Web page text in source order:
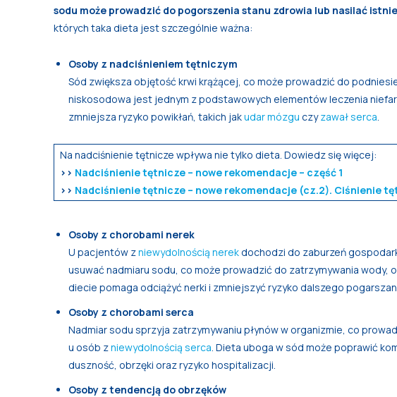
sodu może prowadzić do pogorszenia stanu zdrowia lub nasilać
których taka dieta jest szczególnie ważna:
Osoby z nadciśnieniem tętniczym
Sód zwiększa objętość krwi krążącej, co może prowadzić do
niskosodowa jest jednym z podstawowych elementów leczenia
zmniejsza ryzyko powikłań, takich jakudar mózgu czyzawał serca.
Na nadciśnienie tętnicze wpływa nie tylko dieta. Dowiedz się więcej:
>> Nadciśnienie tętnicze – nowe rekomendacje – część 1
>> Nadciśnienie tętnicze – nowe rekomendacje (cz.2). Ciśnienie
Osoby z chorobami nerek
U pacjentów zniewydolnością nerekdochodzi do zaburzeń
usuwać nadmiaru sodu, co może prowadzić do zatrzymywania wody,
diecie pomaga odciążyć nerki i zmniejszyć ryzyko dalszego
Osoby z chorobami serca
Nadmiar sodu sprzyja zatrzymywaniu płynów w organizmie, co
u osób zniewydolnością serca. Dieta uboga w sód może poprawić
duszność, obrzęki oraz ryzyko hospitalizacji.
Osoby z tendencją do obrzęków